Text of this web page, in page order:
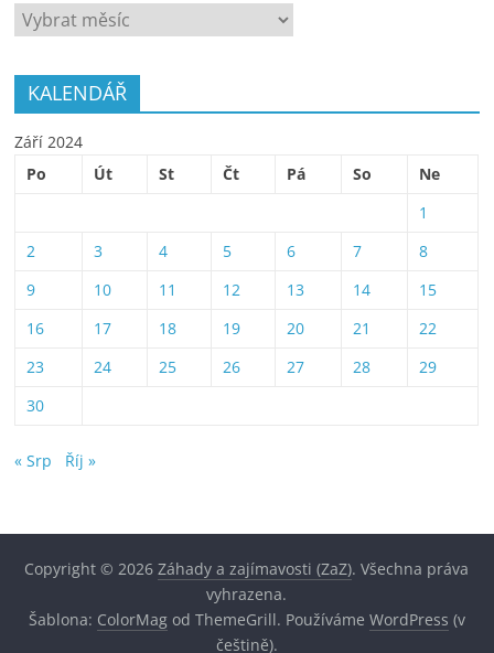
ARCHÍV
KALENDÁŘ
Září 2024
Po
Út St Čt Pá So
Ne
1
2
3 4 5 6 7
8
9
10 11 12 13 14
15
16
17 18 19 20 21
22
23
24 25 26 27 28
29
30
« Srp Říj »
Copyright © 2026Záhady a zajímavosti (ZaZ). Všechna práva
vyhrazena.
Šablona: ColorMagod ThemeGrill. Používáme WordPress (v
češtině).